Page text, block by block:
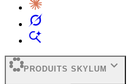
PRODUITS SKYLUM expand_more